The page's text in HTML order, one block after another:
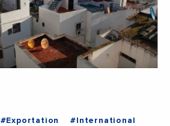
#Exportation
#International